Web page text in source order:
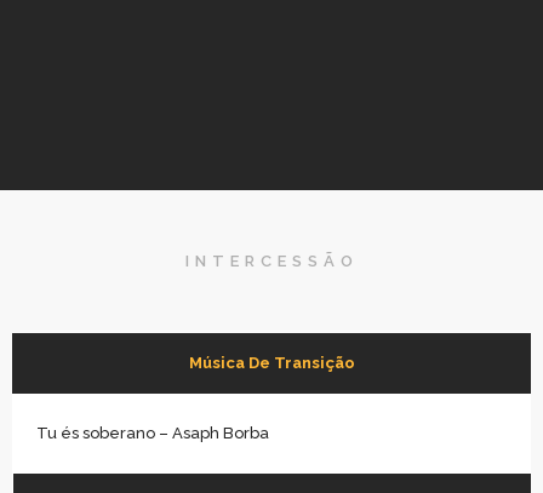
INTERCESSÃO
Música De Transição
Tu és soberano – Asaph Borba